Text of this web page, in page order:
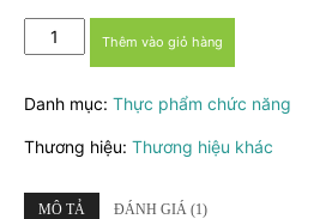
Hồng
Sâm
Solife
lượng
Thêm vào giỏ hàng
Danh mục: Thực phẩm chức năng
Thương hiệu: Thương hiệu khác
MÔ TẢ ĐÁNH GIÁ (1)